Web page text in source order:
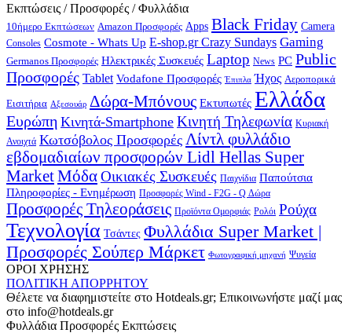
Εκπτώσεις / Προσφορές / Φυλλάδια
10ήμερο Εκπτώσεων Amazon Προσφορές Apps Black Friday Camera
Consoles Cosmote - Whats Up E-shop.gr Crazy Sundays Gaming
Germanos Προσφορές Hλεκτρικές Συσκευές Laptop News PC Public
Προσφορές Tablet Vodafone Προσφορές Έπιπλα Ήχος Αεροπορικά
Εισιτήρια Αξεσουάρ Δώρα-Μπόνους Εκτυπωτές Ελλάδα
Ευρώπη Κινητά-Smartphone Κινητή Τηλεφωνία Κυριακή
Ανοιχτά Κωτσόβολος Προσφορές Λίντλ φυλλάδιο
εβδομαδιαίων προσφορών Lidl Hellas Super
MarketΜόδαΟικιακές Συσκευές Παιχνίδια Παπούτσια
Πληροφορίες - Ενημέρωση Προσφορές Wind - F2G - Q Δώρα
Προσφορές Τηλεοράσεις Προϊόντα Ομορφιάς Ρολόι Ρούχα
Τεχνολογία Τσάντες Φυλλάδια Super Market |
Προσφορές Σούπερ Μάρκετ Φωτογραφική μηχανή Ψυγεία
ΟΡΟΙ ΧΡΗΣΗΣ
ΠΟΛΙΤΙΚΗ ΑΠΟΡΡΗΤΟΥ
Θέλετε να διαφημιστείτε στο Hotdeals.gr; Επικοινωνήστε μαζί μας
στο info@hotdeals.gr
Φυλλάδια Προσφορές Εκπτώσεις